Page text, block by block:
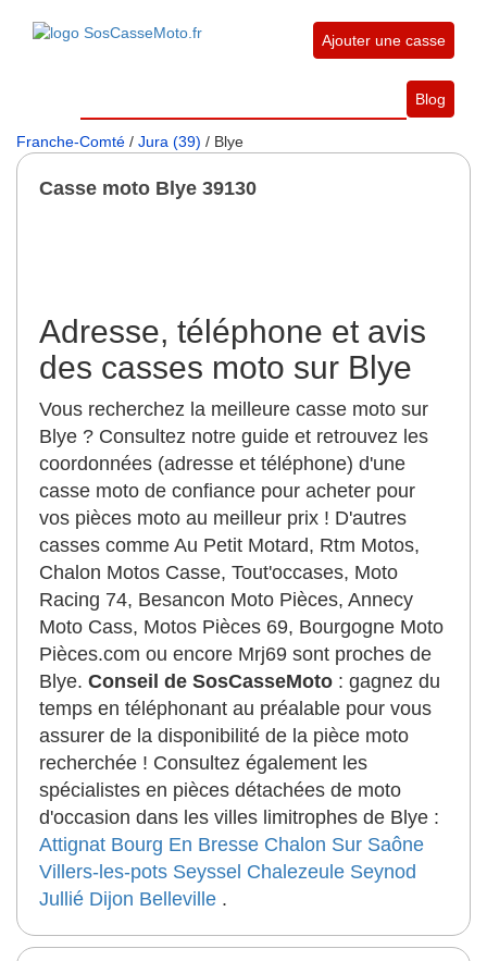
Ajouter une casse
Blog
Franche-Comté / Jura (39) / Blye
Casse moto Blye 39130
Adresse, téléphone et avis
des casses moto sur Blye
Vous recherchez la meilleure casse moto sur
Blye ? Consultez notre guide et retrouvez les
coordonnées (adresse et téléphone) d'une
casse moto de confiance pour acheter pour
vos pièces moto au meilleur prix ! D'autres
casses comme Au Petit Motard, Rtm Motos,
Chalon Motos Casse, Tout'occases, Moto
Racing 74, Besancon Moto Pièces, Annecy
Moto Cass, Motos Pièces 69, Bourgogne Moto
Pièces.com ou encore Mrj69 sont proches de
Blye. Conseil de SosCasseMoto : gagnez du
temps en téléphonant au préalable pour vous
assurer de la disponibilité de la pièce moto
recherchée ! Consultez également les
spécialistes en pièces détachées de moto
d'occasion dans les villes limitrophes de Blye :
Attignat Bourg En Bresse Chalon Sur Saône
Villers-les-pots Seyssel Chalezeule Seynod
Jullié Dijon Belleville .